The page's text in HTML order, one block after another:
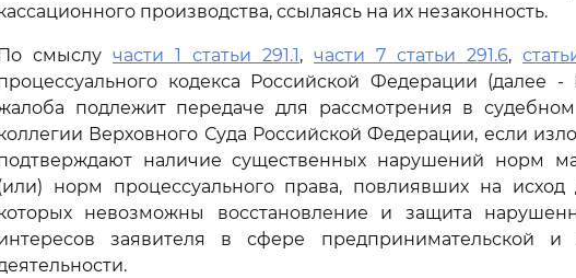
производства, ссылаясь на их незаконность.
смыслу части 1 статьи 291.1, части 7 статьи 291.6,
кодекса Российской Федерации (далее -
подлежит передаче для рассмотрения в
Верховного Суда Российской Федерации, если
наличие существенных нарушений норм
норм процессуального права, повлиявших на исход
невозможны восстановление и защита
заявителя в сфере предпринимательской и